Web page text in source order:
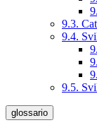
9.3.
9.4.
9.5.
glossario